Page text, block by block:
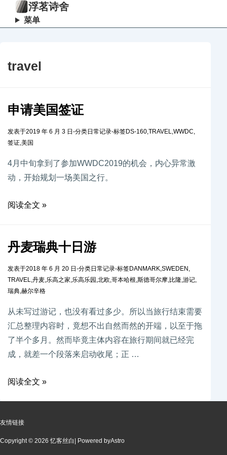
浮茗诗舍
菜单
travel
申请美国签证
发表于2019 年 6 月 3 日 -分类日常记录-标签DS-160,TRAVEL,WWDC,
签证,美国
4月中旬拿到了参加WWDC2019的机会，内心异常激
动，开始规划一场美国之行。
阅读全文 »
丹麦瑞典十日游
发表于2018 年 6 月 20 日 -分类日常记录-标签DANMARK,SWEDEN ,
TRAVEL,丹麦,乐高之家,乐高乐园 ,北欧,哥本哈根,斯德哥尔摩,比隆,游记,
瑞典,赫尔辛格
从未写过游记，也没有看过多少。所以当旅行结束需要
汇总整理内容时，竟想不出自然而然的开端，以至于拖
了半个多月。然而毕竟主体内容在旅行期间就已经完
成，就差一个段落来启动收尾；正 …
阅读全文 »
友情链接
Copyright © 2026 忆客丝白 | Powered byAstro